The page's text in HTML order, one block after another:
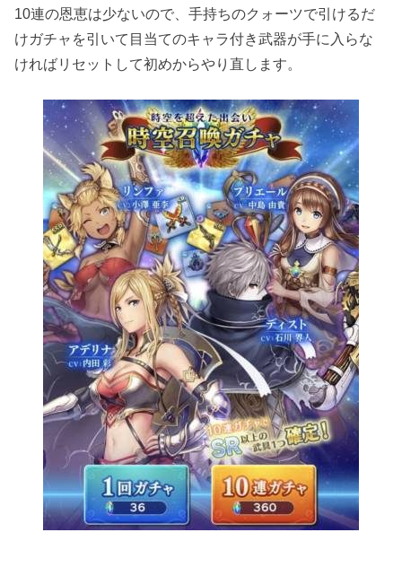
10連の恩恵は少ないので、手持ちのクォーツで引けるだ
けガチャを引いて目当てのキャラ付き武器が手に入らな
ければリセットして初めからやり直します。